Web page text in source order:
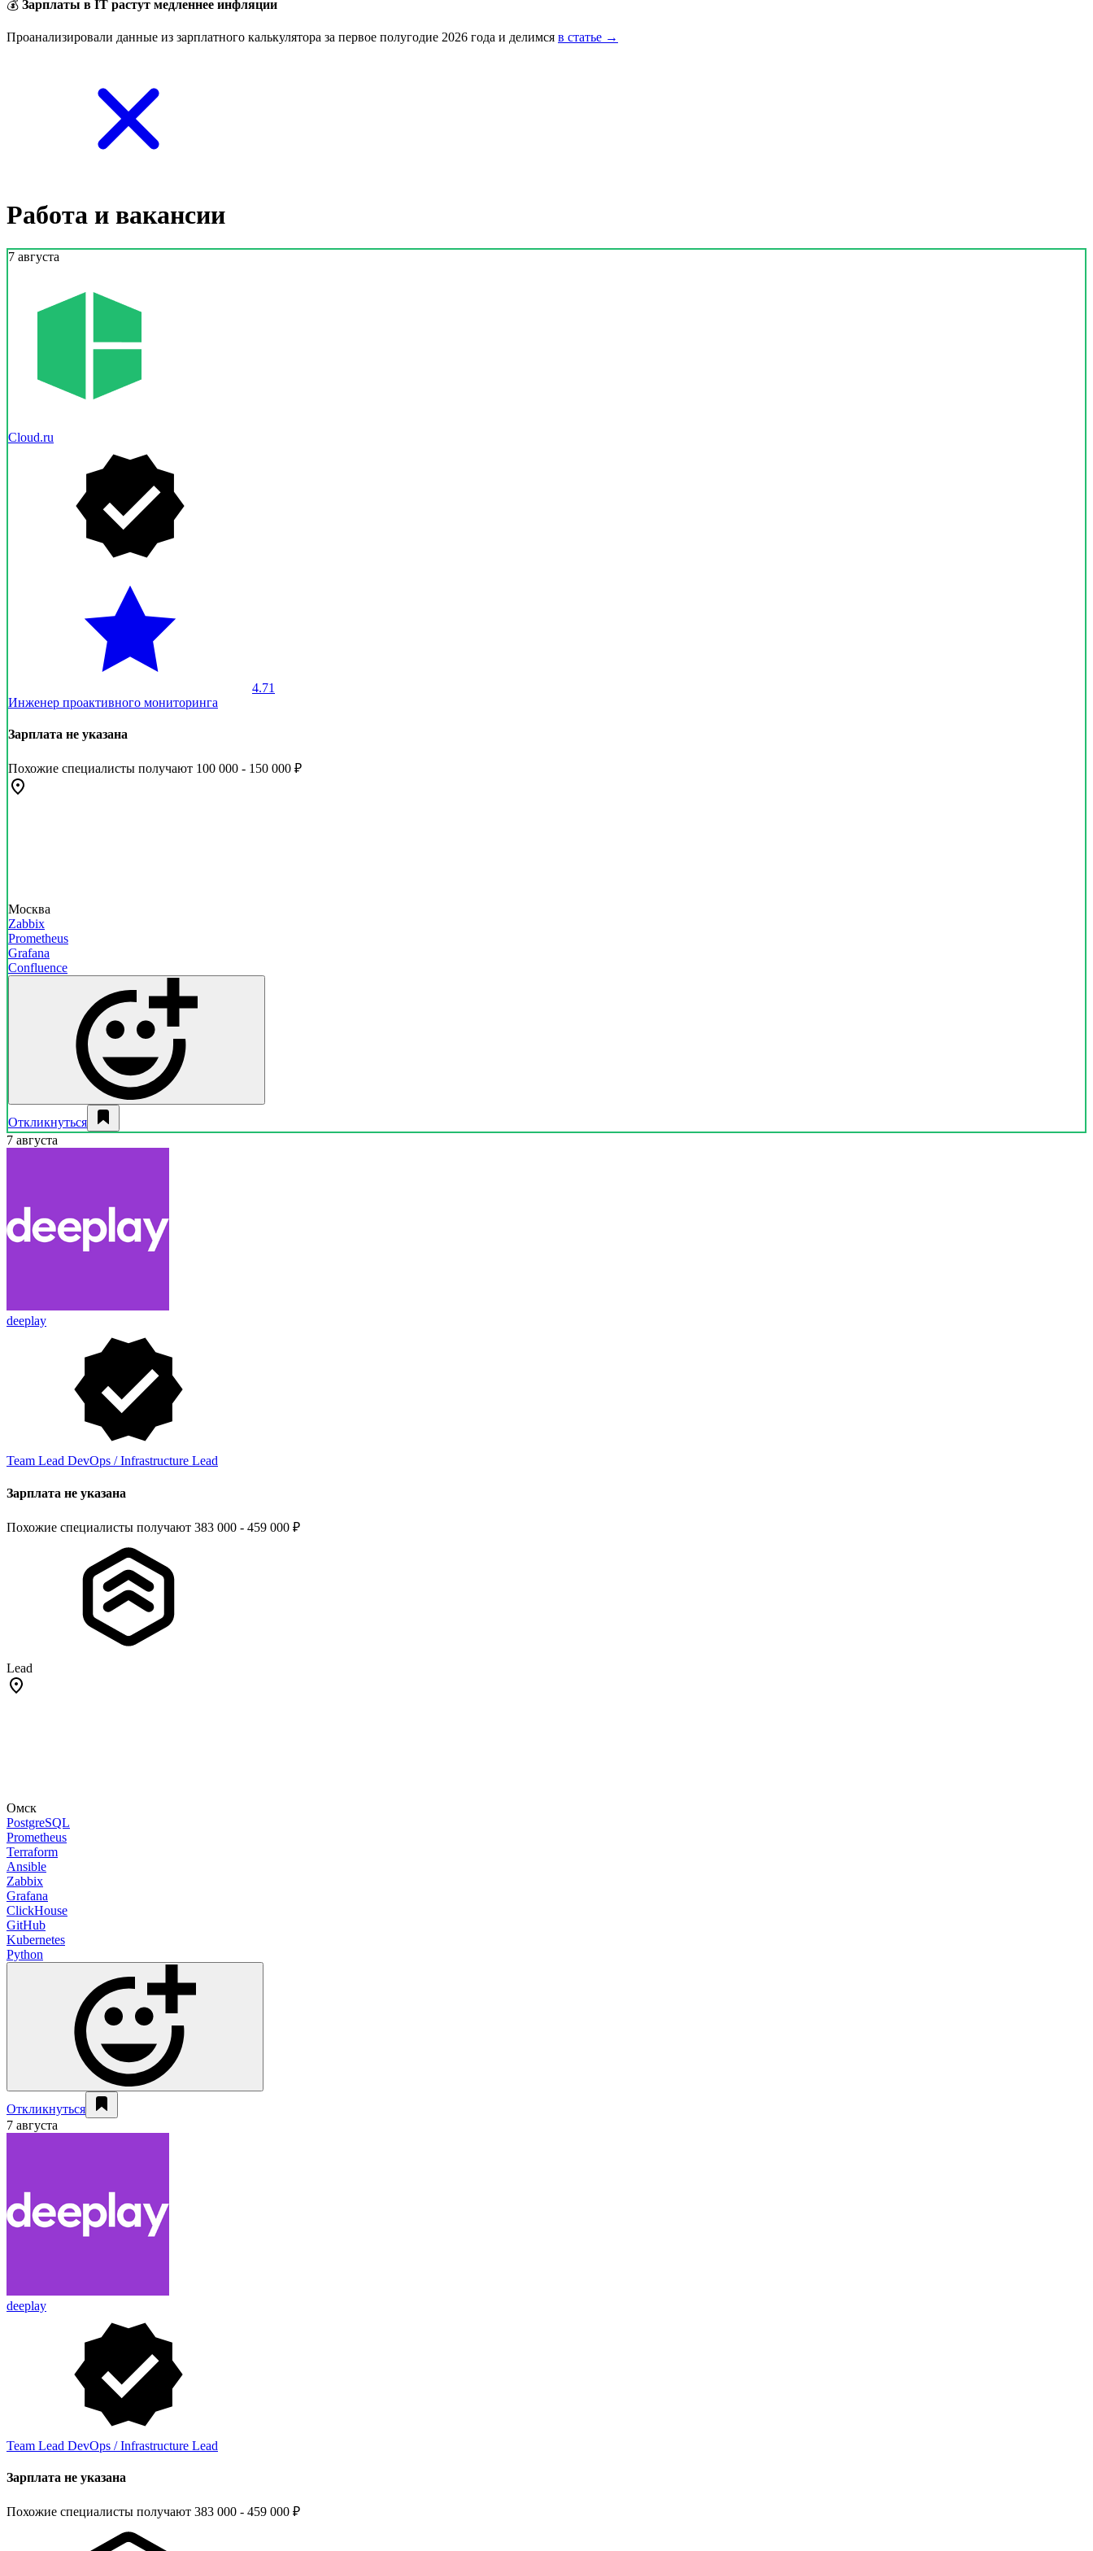
💰 Зарплаты в IT растут медленнее инфляции
Проанализировали данные из зарплатного калькулятора за первое полугодие 2026 года и делимся в статье →
Работа и вакансии
7 августа
Cloud.ru
4.71
Инженер проактивного мониторинга
Зарплата не указана
Похожие специалисты получают 100 000 - 150 000 ₽
Москва
Zabbix
Prometheus
Grafana
Confluence
Откликнуться
7 августа
deeplay
Team Lead DevOps / Infrastructure Lead
Зарплата не указана
Похожие специалисты получают 383 000 - 459 000 ₽
Lead
Омск
PostgreSQL
Prometheus
Terraform
Ansible
Zabbix
Grafana
ClickHouse
GitHub
Kubernetes
Python
Откликнуться
7 августа
deeplay
Team Lead DevOps / Infrastructure Lead
Зарплата не указана
Похожие специалисты получают 383 000 - 459 000 ₽